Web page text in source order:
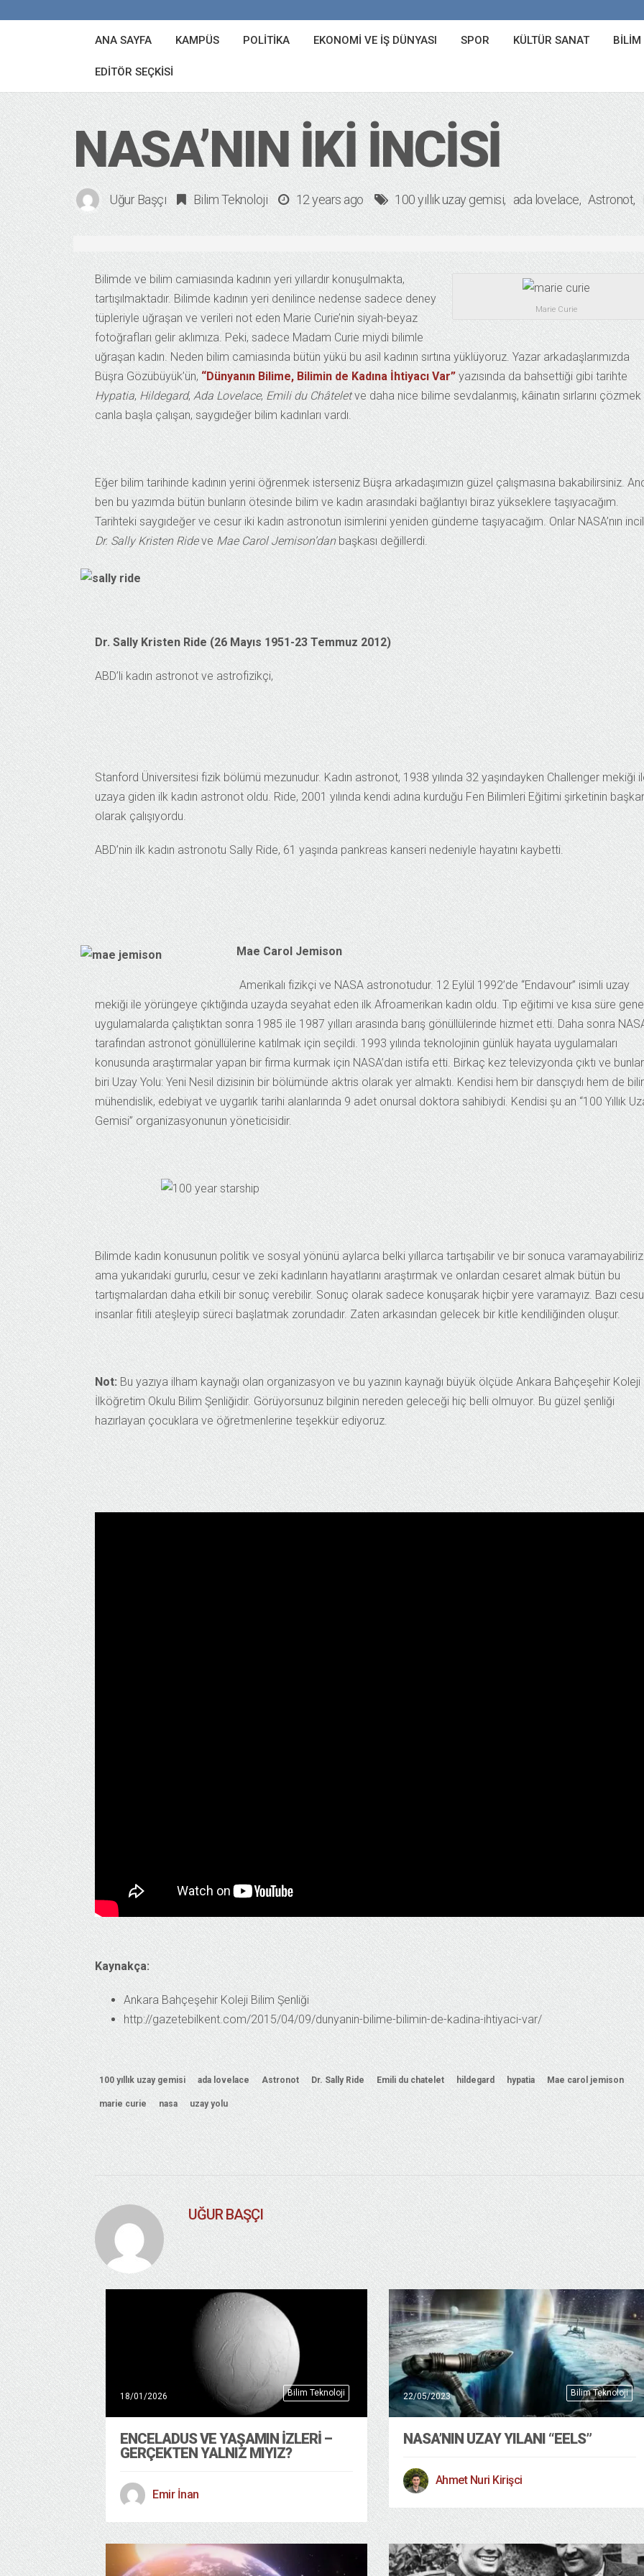
ANA SAYFA KAMPÜS POLITIKA EKONOMI VE İŞ DÜNYASI SPOR KÜLTÜR SANAT BILIM
EDITÖR SEÇKISI
NASA’NIN İKI İNCISI
Uğur Başçı Bilim Teknoloji 12 years ago 100 yıllık uzay gemisi ada lovelace Astronot
Marie Curie
Bilimde ve bilim camiasında kadının yeri yıllardır konuşulmakta,
tartışılmaktadır. Bilimde kadının yeri denilince nedense sadece deney
tüpleriyle uğraşan ve verileri not eden Marie Curie’nin siyah-beyaz
fotoğrafları gelir aklımıza. Peki, sadece Madam Curie miydi bilimle
uğraşan kadın. Neden bilim camiasında bütün yükü bu asil kadının sırtına yüklüyoruz. Yazar arkadaşlarımızda
Büşra Gözübüyük’ün, “Dünyanın Bilime, Bilimin de Kadına İhtiyacı Var” yazısında da bahsettiği gibi tarihte
Hypatia, Hildegard, Ada Lovelace, Emili du Châteletve daha nice bilime sevdalanmış, kâinatın sırlarını
canla başla çalışan, saygıdeğer bilim kadınları vardı.
Eğer bilim tarihinde kadının yerini öğrenmek isterseniz Büşra arkadaşımızın güzel çalışmasına bakabilirsiniz.
ben bu yazımda bütün bunların ötesinde bilim ve kadın arasındaki bağlantıyı biraz yükseklere taşıyacağım.
Tarihteki saygıdeğer ve cesur iki kadın astronotun isimlerini yeniden gündeme taşıyacağım. Onlar NASA’nın
Dr. Sally Kristen Rideve Mae Carol Jemison’dan başkası değillerdi.
Dr. Sally Kristen Ride (26 Mayıs 1951-23 Temmuz 2012)
ABD’li kadın astronot ve astrofizikçi,
Stanford Üniversitesi fizik bölümü mezunudur. Kadın astronot, 1938 yılında 32 yaşındayken Challenger mekiği
uzaya giden ilk kadın astronot oldu. Ride, 2001 yılında kendi adına kurduğu Fen Bilimleri Eğitimi şirketinin
olarak çalışıyordu.
ABD’nin ilk kadın astronotu Sally Ride, 61 yaşında pankreas kanseri nedeniyle hayatını kaybetti.
Mae Carol Jemison
Amerikalı fizikçi ve NASA astronotudur. 12 Eylül 1992’de “Endavour” isimli uzay
mekiği ile yörüngeye çıktığında uzayda seyahat eden ilk Afroamerikan kadın oldu. Tıp eğitimi ve kısa süre
uygulamalarda çalıştıktan sonra 1985 ile 1987 yılları arasında barış gönüllülerinde hizmet etti. Daha sonra
tarafından astronot gönüllülerine katılmak için seçildi. 1993 yılında teknolojinin günlük hayata uygulamaları
konusunda araştırmalar yapan bir firma kurmak için NASA’dan istifa etti. Birkaç kez televizyonda çıktı ve
biri Uzay Yolu: Yeni Nesil dizisinin bir bölümünde aktris olarak yer almaktı. Kendisi hem bir dansçıydı hem de
mühendislik, edebiyat ve uygarlık tarihi alanlarında 9 adet onursal doktora sahibiydi. Kendisi şu an “100 Yıllık
Gemisi” organizasyonunun yöneticisidir.
Bilimde kadın konusunun politik ve sosyal yönünü aylarca belki yıllarca tartışabilir ve bir sonuca varamayabiliriz
ama yukarıdaki gururlu, cesur ve zeki kadınların hayatlarını araştırmak ve onlardan cesaret almak bütün bu
tartışmalardan daha etkili bir sonuç verebilir. Sonuç olarak sadece konuşarak hiçbir yere varamayız. Bazı
insanlar fitili ateşleyip süreci başlatmak zorundadır. Zaten arkasından gelecek bir kitle kendiliğinden oluşur.
Not: Bu yazıya ilham kaynağı olan organizasyon ve bu yazının kaynağı büyük ölçüde Ankara Bahçeşehir Koleji
İlköğretim Okulu Bilim Şenliğidir. Görüyorsunuz bilginin nereden geleceği hiç belli olmuyor. Bu güzel şenliği
hazırlayan çocuklara ve öğretmenlerine teşekkür ediyoruz.
Kaynakça:
Ankara Bahçeşehir Koleji Bilim Şenliği
http://gazetebilkent.com/2015/04/09/dunyanin-bilime-bilimin-de-kadina-ihtiyaci-var/
100 yıllık uzay gemisi ada lovelace Astronot Dr. Sally Ride Emili du chatelet hildegard hypatia Mae carol jemison
marie curie nasa uzay yolu
UĞUR BAŞÇI
Bilim Teknoloji
18/01/2026
ENCELADUS VE YAŞAMIN İZLERI –
GERÇEKTEN YALNIZ MIYIZ?
Emir İnan
Bilim Teknoloji
22/05/2023
NASA’NIN UZAY YILANI “EELS”
Ahmet Nuri Kirişci